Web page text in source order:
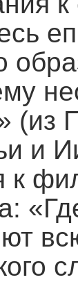
(из
и
к